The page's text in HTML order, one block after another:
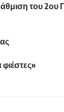
του 2ου